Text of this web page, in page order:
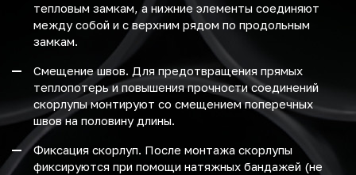
тепловым замкам, а нижние элементы соединяют
между собой и с верхним рядом по продольным
замкам.
Смещение швов. Для предотвращения прямых
теплопотерь и повышения прочности соединений
скорлупы монтируют со смещением поперечных
швов на половину длины.
Фиксация скорлуп. После монтажа скорлупы
фиксируются при помощи натяжных бандажей (не